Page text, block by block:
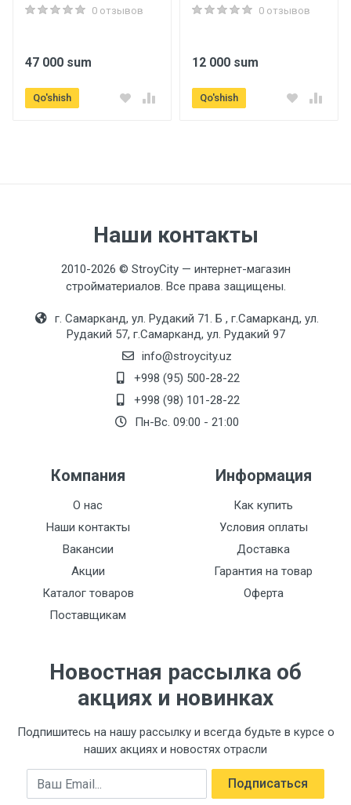
0 отзывов
47 000 sum
Qo'shish
0 отзывов
12 000 sum
Qo'shish
Наши контакты
2010-2026 © StroyCity — интернет-магазин
стройматериалов. Все права защищены.
г. Самарканд, ул. Рудакий 71. Б , г.Самарканд, ул.
Рудакий 57, г.Самарканд, ул. Рудакий 97
info@stroycity.uz
+998 (95) 500-28-22
+998 (98) 101-28-22
Пн-Вс. 09:00 - 21:00
Компания
О нас
Наши контакты
Вакансии
Акции
Каталог товаров
Поставщикам
Информация
Как купить
Условия оплаты
Доставка
Гарантия на товар
Оферта
Новостная рассылка об
акциях и новинках
Подпишитесь на нашу рассылку и всегда будьте в курсе о
наших акциях и новостях отрасли
Email Подписаться